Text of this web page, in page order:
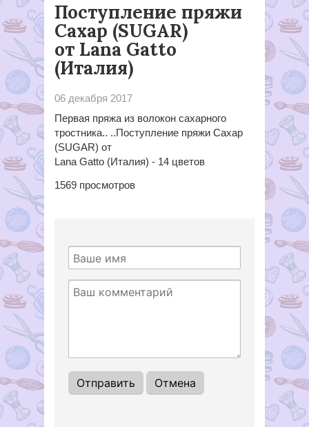
Поступление пряжи
Сахар (SUGAR)
от Lana Gatto
(Италия)
06 декабря 2017
Первая пряжа из волокон сахарного
тростника.. ..Поступление пряжи Сахар
(SUGAR) от
Lana Gatto (Италия) - 14 цветов
1569 просмотров